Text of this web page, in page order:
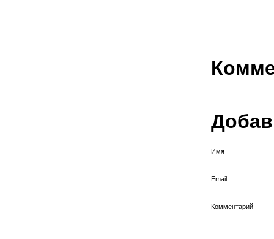
Имя
Email
Комментарий